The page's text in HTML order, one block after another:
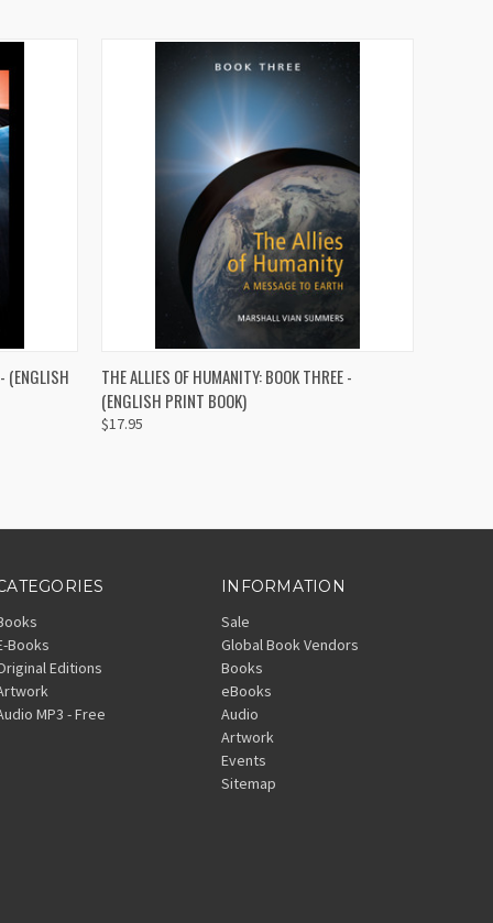
CART
(ENGLISH
QUICK VIEW ADD TO CART
THE ALLIES OF HUMANITY: BOOK THREE -
(ENGLISH PRINT BOOK)
$17.95
Books
Editions
MP3 - Free
INFORMATION
Sale
Global Book Vendors
Books
eBooks
Audio
Artwork
Events
Sitemap